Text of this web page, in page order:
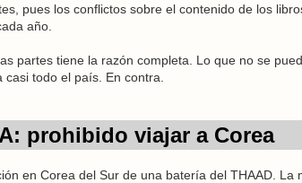
pues los conflictos sobre el contenido de los
año.
partes tiene la razón completa. Lo que no se
todo el país. En contra.
prohibido viajar a Corea
en Corea del Sur de una batería del THAAD. La